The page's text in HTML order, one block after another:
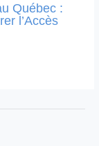
Québec :
l’Accès